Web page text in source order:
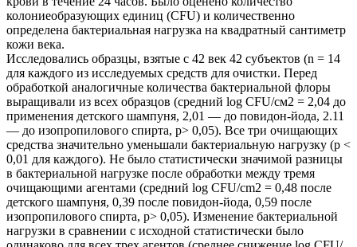
колониеобразующих единиц (CFU) и количественно
определена бактериальная нагрузка на квадратный сантиметр
кожи века.
Исследовались образцы, взятые с 42 век 42 субъектов (n = 14
для каждого из исследуемых средств для очистки. Перед
обработкой аналогичные количества бактериальной флоры
выращивали из всех образцов (средний log CFU/см2 = 2,04 до
применения детского шампуня, 2,01 — до повидон-йода, 2.11
— до изопропилового спирта, p> 0,05). Все три очищающих
средства значительно уменьшали бактериальную нагрузку (р <
0,01 для каждого). Не было статистически значимой разницы
в бактериальной нагрузке после обработки между тремя
очищающими агентами (средний log CFU/cm2 = 0,48 после
детского шампуня, 0,39 после повидон-йода, 0,59 после
изопропилового спирта, p> 0,05). Изменение бактериальной
нагрузки в сравнении с исходной статистически было